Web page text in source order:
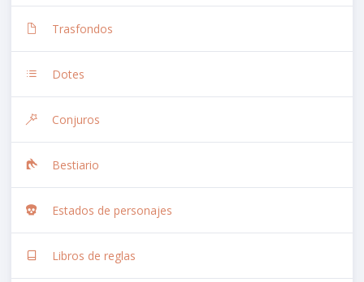
Trasfondos
Dotes
Conjuros
Bestiario
Estados de personajes
Libros de reglas